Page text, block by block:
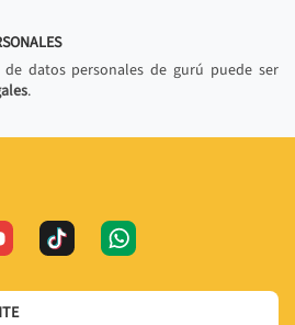
datos personales de gurú puede ser
.